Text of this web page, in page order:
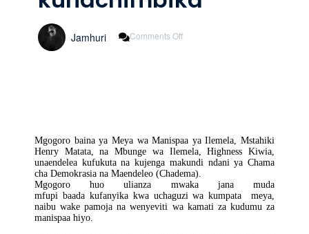
Jamhuri Comments Off
Mgogoro baina ya Meya wa Manispaa ya Ilemela, Mstahiki
Henry Matata, na Mbunge wa Ilemela, Highness Kiwia,
unaendelea kufukuta na kujenga makundi ndani ya Chama
cha Demokrasia na Maendeleo (Chadema).
Mgogoro huo ulianza mwaka jana muda
mfupi baada kufanyika kwa uchaguzi wa kumpata meya,
naibu wake pamoja na wenyeviti wa kamati za kudumu za
manispaa hiyo.